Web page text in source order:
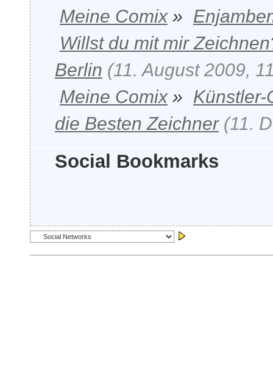
Meine Comix»
Willst du mit mir
Berlin (11. August 2009,
Meine Comix» Künstler-
die Besten Zeichner (11.
Social Bookmarks